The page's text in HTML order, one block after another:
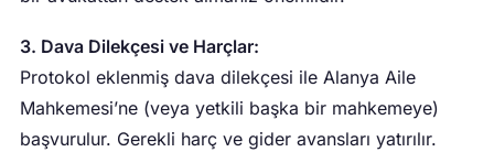
3. Dava Dilekçesi ve Harçlar:
Protokol eklenmiş dava dilekçesi ile Alanya Aile
Mahkemesi’ne (veya yetkili başka bir mahkemeye)
başvurulur. Gerekli harç ve gider avansları yatırılır.